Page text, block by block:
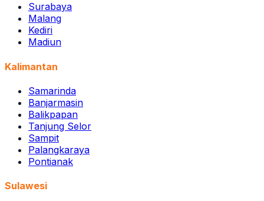
Surabaya
Malang
Kediri
Madiun
Kalimantan
Samarinda
Banjarmasin
Balikpapan
Tanjung Selor
Sampit
Palangkaraya
Pontianak
Sulawesi